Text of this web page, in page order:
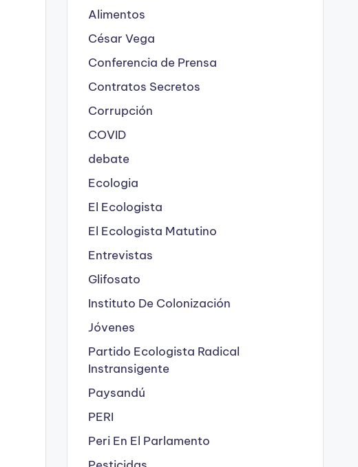
Alimentos
César Vega
Conferencia de Prensa
Contratos Secretos
Corrupción
COVID
debate
Ecologia
El Ecologista
El Ecologista Matutino
Entrevistas
Glifosato
Instituto De Colonización
Jóvenes
Partido Ecologista Radical
Instransigente
Paysandú
PERI
Peri En El Parlamento